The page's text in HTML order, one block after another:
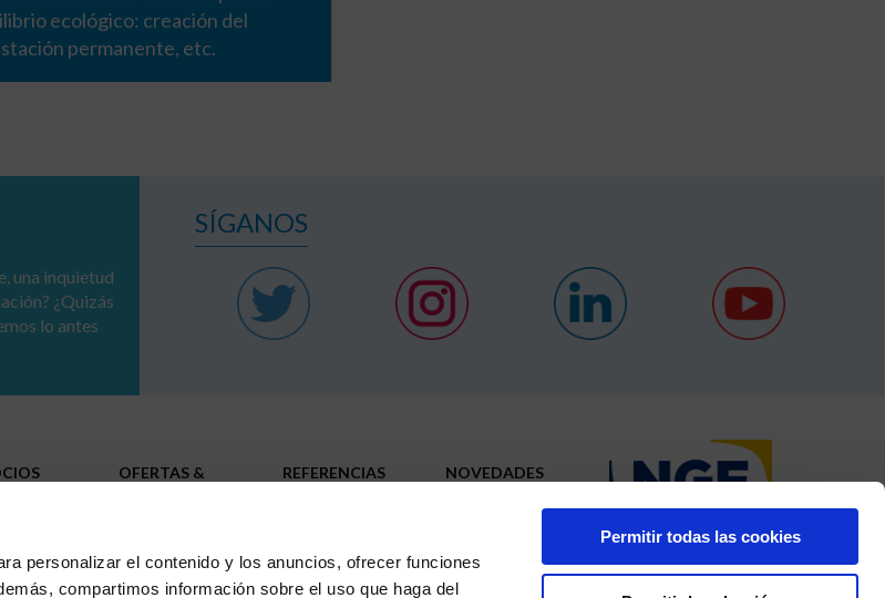
personalizar el contenido y los anuncios, ofrecer funciones
compartimos información sobre el uso que haga del
Permitir todas las cookies
ecológico: creación del
permanente, etc.
una inquietud
¿Quizás
lo antes
SÍGANOS
OFERTAS &
Grandes infraestructuras
REFERENCIAS
NOSOTROS
NOVEDADES